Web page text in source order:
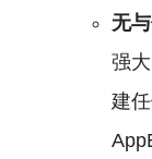
无
强
建